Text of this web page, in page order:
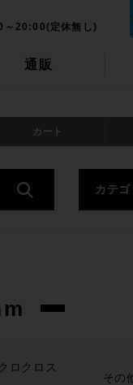
通販
～20:00(定休無し)
カート
カテ
ロクロス
その